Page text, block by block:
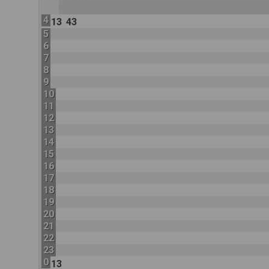
4 13 43
5
6
7
8
9
10
11
12
13
14
15
16
17
18
19
20
21
22
23
0 13